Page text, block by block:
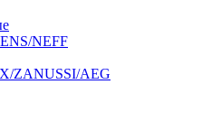
NEFF
ZANUSSI/AEG